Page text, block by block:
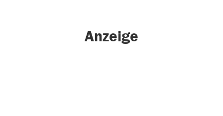
Anzeige